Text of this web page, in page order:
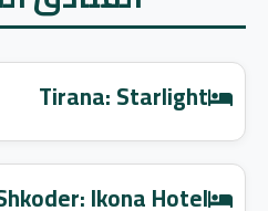
Tirana: Starlight
Ikona Hotel